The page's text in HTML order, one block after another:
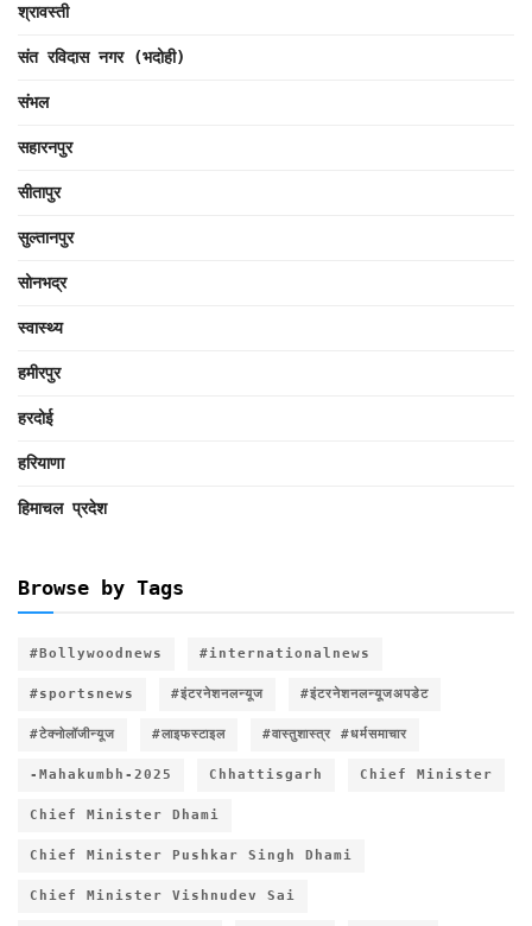
श्रावस्ती
संत रविदास नगर (भदोही)
संभल
सहारनपुर
सीतापुर
सुल्तानपुर
सोनभद्र
स्वास्थ्य
हमीरपुर
हरदोई
हरियाणा
हिमाचल प्रदेश
Browse by Tags
#Bollywoodnews #internationalnews
#sportsnews #इंटरनेशनलन्यूज #इंटरनेशनलन्यूजअपडेट
#टेक्नोलॉजीन्यूज #लाइफस्टाइल #वास्तुशास्त्र #धर्मसमाचार
-Mahakumbh-2025 Chhattisgarh Chief Minister
Chief Minister Dhami
Chief Minister Pushkar Singh Dhami
Chief Minister Vishnudev Sai